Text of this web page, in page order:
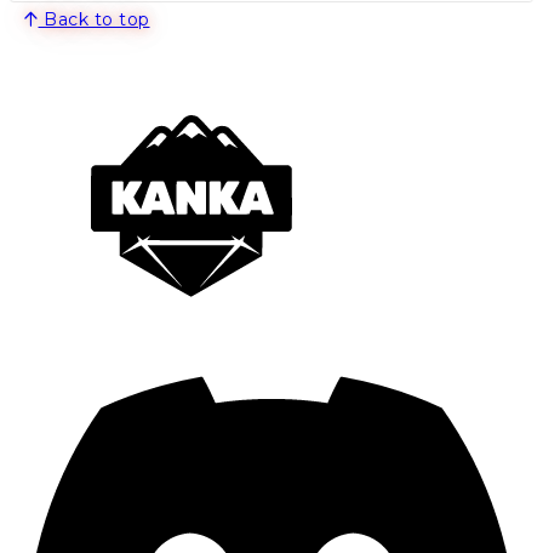
Back to top